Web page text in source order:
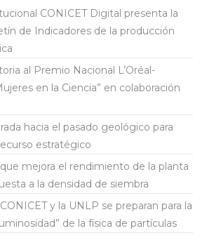
CONICET Digital presenta la
de Indicadores de la producción
al Premio Nacional L’Oréal-
en la Ciencia” en colaboración
hacia el pasado geológico para
estratégico
mejora el rendimiento de la planta
a la densidad de siembra
y la UNLP se preparan para la
de la física de partículas